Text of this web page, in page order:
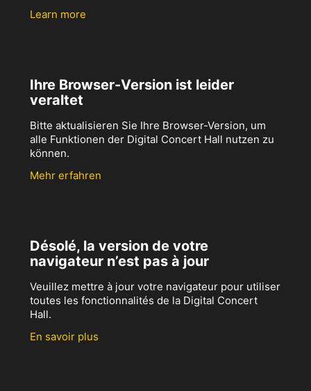
Learn more
Ihre Browser-Version ist leider
veraltet
Bitte aktualisieren Sie Ihre Browser-Version, um
alle Funktionen der Digital Concert Hall nutzen zu
können.
Mehr erfahren
Désolé, la version de votre
navigateur n’est pas à jour
Veuillez mettre à jour votre navigateur pour utiliser
toutes les fonctionnalités de la Digital Concert
Hall.
En savoir plus